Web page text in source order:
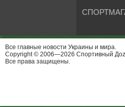
Все главные новости Украины и мира.
Copyright © 2006—2026 Спортивный
Все права защищены.